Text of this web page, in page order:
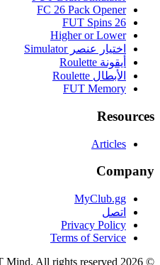
FC 26 Pack Opener
FUT Spins 26
Higher or Lower
اختيار عنصر Simulator
أيقونة Roulette
الأبطال Roulette
FUT Memory
Resources
Articles
Company
MyClub.gg
اتصل
Privacy Policy
Terms of Service
©
2026